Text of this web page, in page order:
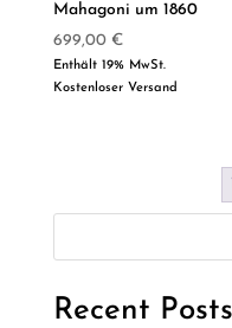
Mahagoni um 1860
699,00 €
Enthält 19% MwSt.
Kostenloser Versand
Recent Posts